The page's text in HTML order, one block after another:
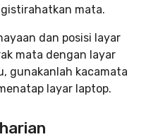
mata.
dan posisi layar
mata dengan layar
gunakanlah kacamata
layar laptop.